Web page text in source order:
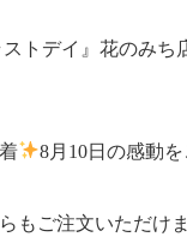
ストデイ』花のみち
8月10日の感動
もご注文いただけ